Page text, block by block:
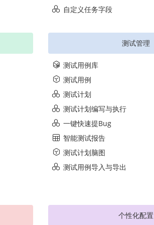
自定义任务字段
测试管理
测试用例库
测试用例
测试计划
测试计划编写与执行
一键快速提Bug
智能测试报告
测试计划脑图
测试用例导入与导出
个性化配置